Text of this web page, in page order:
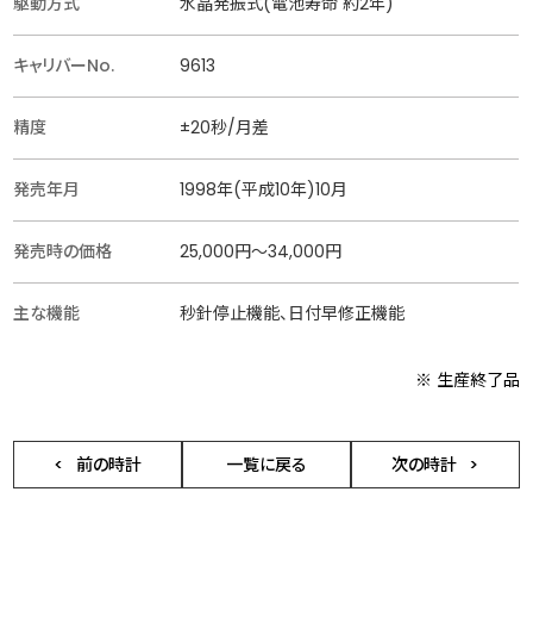
キャリバーNo. 9613
精度 ±20秒/月差
発売年月 1998年(平成10年)10月
発売時の価格 25,000円〜34,000円
主な機能 秒針停止機能、日付早修正機能
※ 生産終了品
前の時計 一覧に戻る 次の時計